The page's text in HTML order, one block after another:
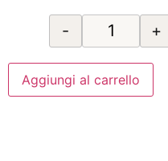
- +
Aggiungi al carrello